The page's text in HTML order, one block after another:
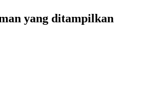
yang ditampilkan